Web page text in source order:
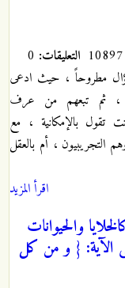
التعليقات:
مطروحاً ، حيث ادعى
، ثم تبعهم من عرف
تقول بالإمكانية ، مع
التجريبيون ، أم بالعقل
اقرأ المزيد
والحيوانات
الآية: { و من كل